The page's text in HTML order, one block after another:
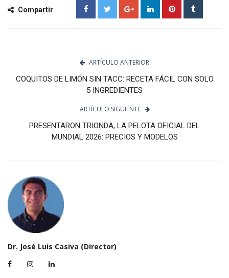
Compartir
ARTÍCULO ANTERIOR
COQUITOS DE LIMÓN SIN TACC: RECETA FÁCIL CON SOLO
5 INGREDIENTES
ARTÍCULO SIGUIENTE
PRESENTARON TRIONDA, LA PELOTA OFICIAL DEL
MUNDIAL 2026: PRECIOS Y MODELOS
Dr. José Luis Casiva (Director)